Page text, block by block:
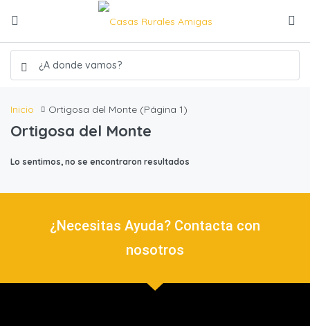
Inicio Ortigosa del Monte (Página 1)
Ortigosa del Monte
Lo sentimos, no se encontraron resultados
¿Necesitas Ayuda? Contacta con
nosotros